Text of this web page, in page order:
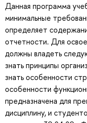
Данная программа
минимальные
определяет
отчетности. Для
должны владеть
знать принципы
знать особенности
особенности
предназначена для
дисциплину, и